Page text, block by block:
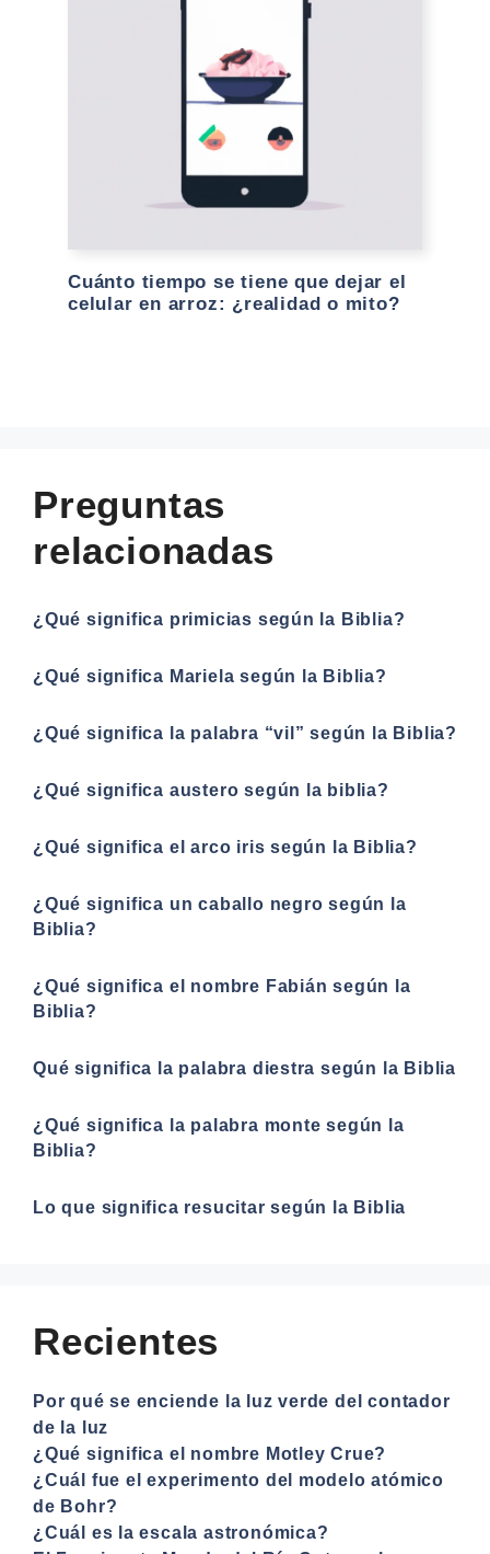
Cuánto tiempo se tiene que dejar el
celular en arroz: ¿realidad o mito?
Preguntas
relacionadas
¿Qué significa primicias según la Biblia?
¿Qué significa Mariela según la Biblia?
¿Qué significa la palabra “vil” según la Biblia?
¿Qué significa austero según la biblia?
¿Qué significa el arco iris según la Biblia?
¿Qué significa un caballo negro según la
Biblia?
¿Qué significa el nombre Fabián según la
Biblia?
Qué significa la palabra diestra según la Biblia
¿Qué significa la palabra monte según la
Biblia?
Lo que significa resucitar según la Biblia
Recientes
Por qué se enciende la luz verde del contador
de la luz
¿Qué significa el nombre Motley Crue?
¿Cuál fue el experimento del modelo atómico
de Bohr?
¿Cuál es la escala astronómica?